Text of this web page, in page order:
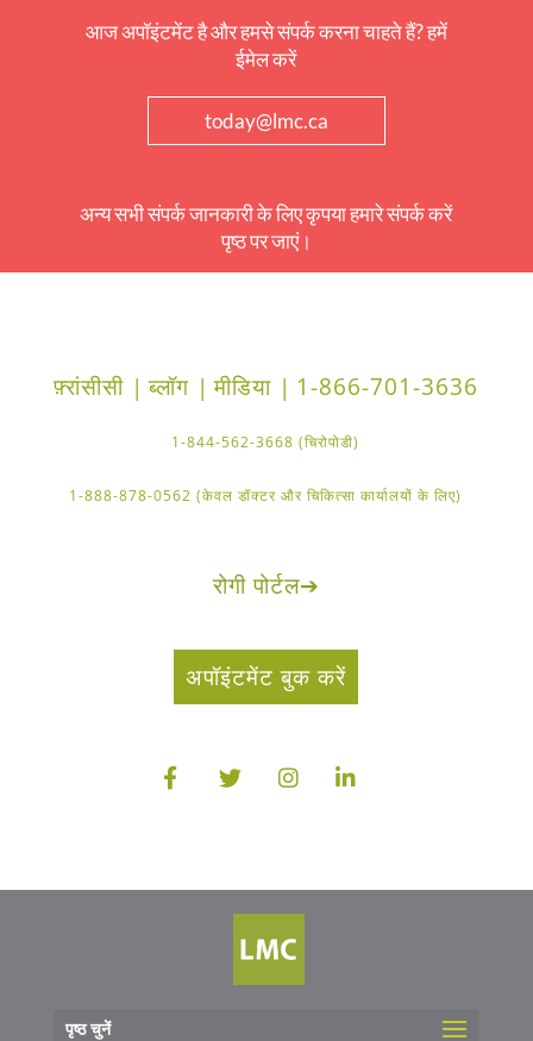
आज अपॉइंटमेंट है और हमसे संपर्क करना चाहते हैं? हमें
ईमेल करें
today@lmc.ca
अन्य सभी संपर्क जानकारी के लिए कृपया हमारे संपर्क करें
पृष्ठ पर जाएं।
फ़्रांसीसी | ब्लॉग | मीडिया | 1-866-701-3636
1-844-562-3668 (चिरोपोडी)
1-888-878-0562 (केवल डॉक्टर और चिकित्सा कार्यालयों के लिए)
रोगी पोर्टल➔
अपॉइंटमेंट बुक करें
पृष्ठ चुनें